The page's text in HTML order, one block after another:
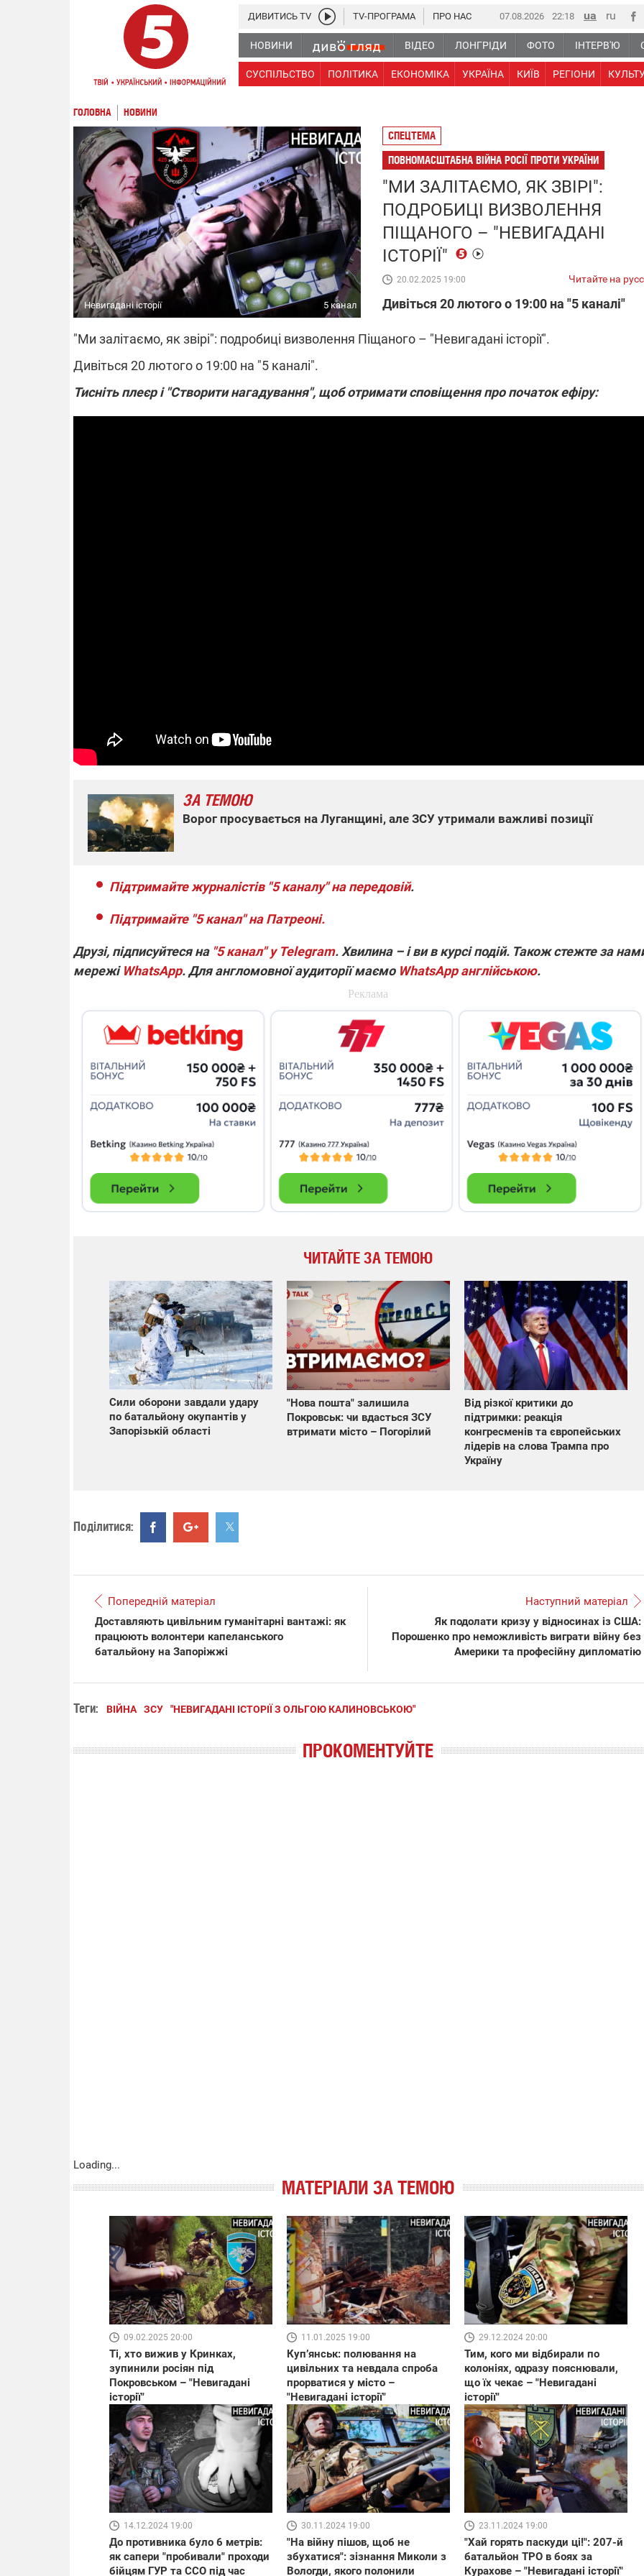
07.08.2026 22 18
НОВИНИ ВІДЕО ЛОНГРІДИ ФОТО ІНТЕРВ'Ю
СУСПІЛЬСТВО ПОЛІТИКА ЕКОНОМІКА УКРАЇНА КИЇВ РЕГІОНИ
ДИВИТИСЬ TV TV-ПРОГРАМА ПРО НАС
ГОЛОВНА НОВИНИ
Невигадані історії 5 канал
СПЕЦТЕМА
ПОВНОМАСШТАБНА ВІЙНА РОСІЇ ПРОТИ УКРАЇНИ
"МИ ЗАЛІТАЄМО, ЯК ЗВІРІ":
ПОДРОБИЦІ ВИЗВОЛЕННЯ
ПІЩАНОГО – "НЕВИГАДАНІ
ІСТОРІЇ"
20.02.2025 19:00 Читайте на
Дивіться 20 лютого о 19:00 на "5 каналі"
"Ми залітаємо, як звірі": подробиці визволення Піщаного – "Невигадані історії".
Дивіться 20 лютого о 19:00 на "5 каналі".
Тисніть плеєр і "Створити нагадування", щоб отримати сповіщення про початок ефіру:
ЗА ТЕМОЮ
Ворог просувається на Луганщині, але ЗСУ утримали важливі позиції
Підтримайте журналістів "5 каналу" на передовій.
Підтримайте "5 канал" на Патреоні.
Друзі, підписуйтеся на "5 канал" у Telegram. Хвилина – і ви в курсі подій. Також стежте за
мережі WhatsApp. Для англомовної аудиторії маємо WhatsApp англійською.
ЧИТАЙТЕ ЗА ТЕМОЮ
Сили оборони завдали удару
по батальйону окупантів у
Запорізькій області
"Нова пошта" залишила
Покровськ: чи вдасться ЗСУ
втримати місто – Погорілий
Від різкої критики до
підтримки: реакція
конгресменів та європейських
лідерів на слова Трампа про
Україну
Поділитися:
Попередній матеріал
Доставляють цивільним гуманітарні вантажі: як
працюють волонтери капеланського
батальйону на Запоріжжі
Наступний матеріал
Як подолати кризу у відносинах із США:
Порошенко про неможливість виграти війну без
Америки та професійну дипломатію
Теги: ВІЙНА ЗСУ "НЕВИГАДАНІ ІСТОРІЇ З ОЛЬГОЮ КАЛИНОВСЬКОЮ"
ПРОКОМЕНТУЙТЕ
Loading...
МАТЕРІАЛИ ЗА ТЕМОЮ
09.02.2025 20:00
Ті, хто вижив у Кринках,
зупинили росіян під
Покровськом – "Невигадані
історії"
11.01.2025 19:00
Куп’янськ: полювання на
цивільних та невдала спроба
прорватися у місто –
"Невигадані історії"
29.12.2024 20:00
Тим, кого ми відбирали по
колоніях, одразу пояснювали,
що їх чекає – "Невигадані
історії"
14.12.2024 19:00
До противника було 6 метрів:
як сапери "пробивали" проходи
бійцям ГУР та ССО під час
30.11.2024 19:00
"На війну пішов, щоб не
збухатися": зізнання Миколи з
Вологди, якого полонили
23.11.2024 19:00
"Хай горять паскуди ці!": 207-й
батальйон ТРО в боях за
Курахове – "Невигадані історії"
ВІДКЛЮЧЕННЯ СВІТЛА В УКРАЇНІ
ОБОРУДОК ДРУГА
одразу чотирьох
НРК Numo